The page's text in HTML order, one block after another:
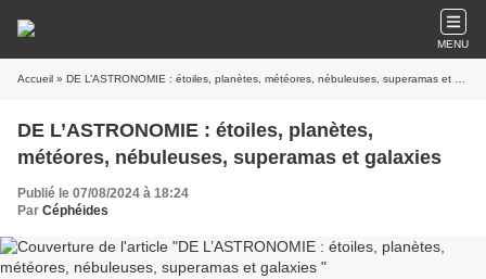
MENU
Accueil » DE L’ASTRONOMIE : étoiles, planètes, météores, nébuleuses, superamas et galaxies
DE L’ASTRONOMIE : étoiles, planètes,
météores, nébuleuses, superamas et galaxies
Publié le 07/08/2024 à 18:24
Par Céphéides